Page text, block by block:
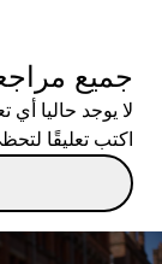
جميع
لا يوجد حاليا أي
اكتب تعليقًا